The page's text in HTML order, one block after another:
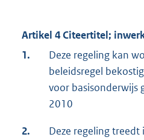
Artikel 4 Citeertitel;
1.
Deze regeling kan
beleidsregel
voor basisonderwijs
2010
2.
Deze regeling